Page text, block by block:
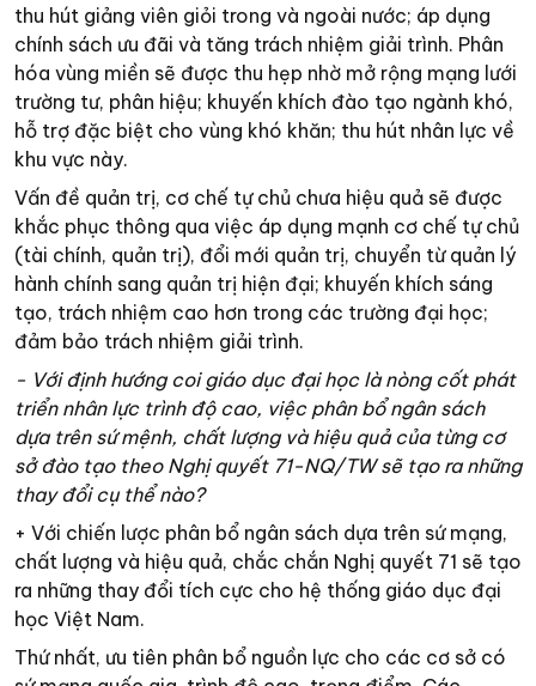
thu hút giảng viên giỏi trong và ngoài nước; áp dụng
chính sách ưu đãi và tăng trách nhiệm giải trình. Phân
hóa vùng miền sẽ được thu hẹp nhờ mở rộng mạng lưới
trường tư, phân hiệu; khuyến khích đào tạo ngành khó,
hỗ trợ đặc biệt cho vùng khó khăn; thu hút nhân lực về
khu vực này.
Vấn đề quản trị, cơ chế tự chủ chưa hiệu quả sẽ được
khắc phục thông qua việc áp dụng mạnh cơ chế tự chủ
(tài chính, quản trị), đổi mới quản trị, chuyển từ quản lý
hành chính sang quản trị hiện đại; khuyến khích sáng
tạo, trách nhiệm cao hơn trong các trường đại học;
đảm bảo trách nhiệm giải trình.
- Với định hướng coi giáo dục đại học là nòng cốt phát
triển nhân lực trình độ cao, việc phân bổ ngân sách
dựa trên sứ mệnh, chất lượng và hiệu quả của từng cơ
sở đào tạo theo Nghị quyết 71-NQ/TW sẽ tạo ra những
thay đổi cụ thể nào?
+ Với chiến lược phân bổ ngân sách dựa trên sứ mạng,
chất lượng và hiệu quả, chắc chắn Nghị quyết 71 sẽ tạo
ra những thay đổi tích cực cho hệ thống giáo dục đại
học Việt Nam.
Thứ nhất, ưu tiên phân bổ nguồn lực cho các cơ sở có